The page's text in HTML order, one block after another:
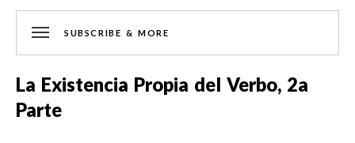
SUBSCRIBE & MORE
La Existencia Propia del Verbo, 2a
Parte